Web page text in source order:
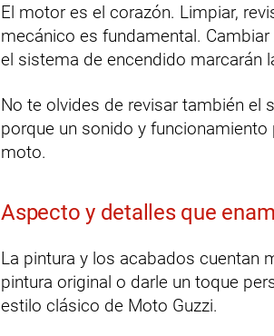
El motor es el corazón. Limpiar,
mecánico es fundamental.
el sistema de encendido marcarán
No te olvides de revisar también el
porque un sonido y
moto.
Aspecto y detalles que
La pintura y los acabados cuentan
pintura original o darle un toque
estilo clásico de Moto Guzzi.